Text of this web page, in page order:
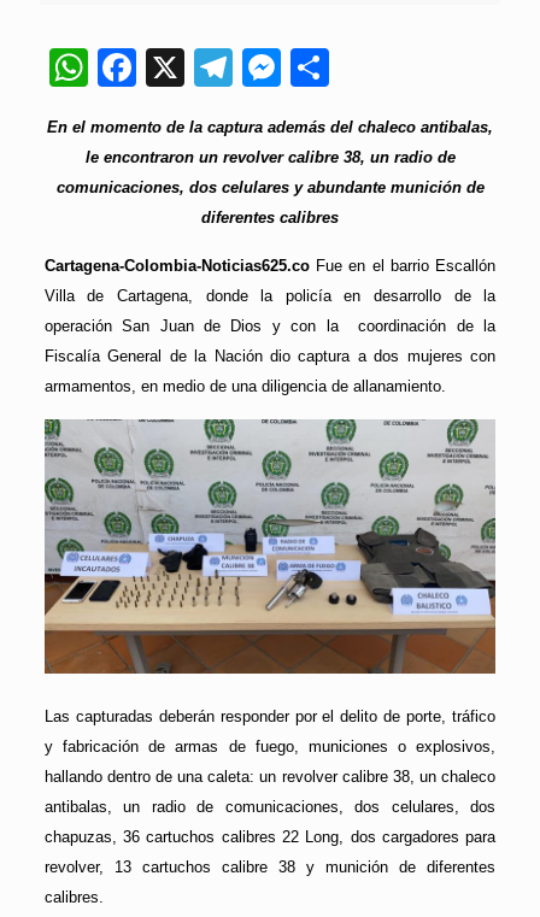
WhatsApp
Facebook
X Telegram
Messenger
En el momento de la captura además del chaleco antibalas,
le encontraron un revolver calibre 38, un radio de
comunicaciones, dos celulares y abundante munición de
diferentes calibres
Cartagena-Colombia-Noticias625.coFue en el barrio Escallón
Villa de Cartagena, donde la policía en desarrollo de la
operación San Juan de Dios y con la coordinación de la
Fiscalía General de la Nación dio captura a dos mujeres con
armamentos, en medio de una diligencia de allanamiento.
Las capturadas deberán responder por el delito de porte, tráfico
y fabricación de armas de fuego, municiones o explosivos,
hallando dentro de una caleta: un revolver calibre 38, un chaleco
antibalas, un radio de comunicaciones, dos celulares, dos
chapuzas, 36 cartuchos calibres 22 Long, dos cargadores para
revolver, 13 cartuchos calibre 38 y munición de diferentes
calibres.